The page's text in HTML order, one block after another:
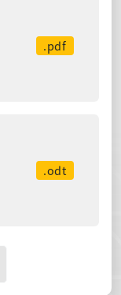
.pdf
.odt